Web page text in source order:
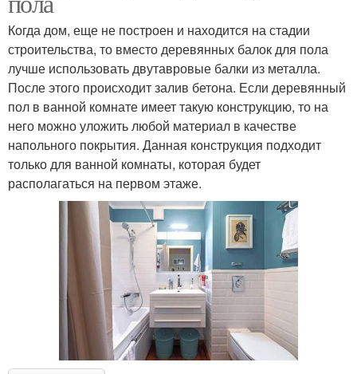
Комнаты на подсистему
Когда дом, еще не построен и находится на стадии
строительства, то вместо деревянных балок для пола
лучше использовать двутавровые балки из металла.
После этого происходит залив бетона. Если деревянный
пол в ванной комнате имеет такую конструкцию, то на
него можно уложить любой материал в качестве
напольного покрытия. Данная конструкция подходит
только для ванной комнаты, которая будет
располагаться на первом этаже.